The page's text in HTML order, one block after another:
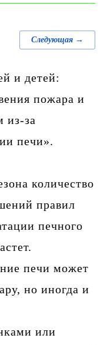
Следующая →
и детей:
пожара и
из-за
печи».
количество
правил
печного
печи может
но иногда и
или